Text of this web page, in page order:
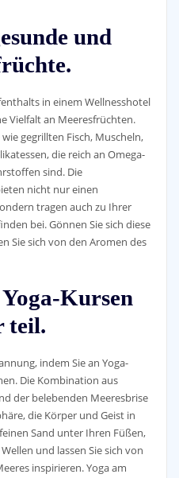
und
in einem Wellnesshotel
Vielfalt an Meeresfrüchten.
gegrillten Fisch, Muscheln,
die reich an Omega-
sind. Die
nicht nur einen
tragen auch zu Ihrer
bei. Gönnen Sie sich diese
Sie sich von den Aromen des
Kursen
teil.
indem Sie an Yoga-
Die Kombination aus
der belebenden Meeresbrise
die Körper und Geist in
Sand unter Ihren Füßen,
und lassen Sie sich von
inspirieren. Yoga am